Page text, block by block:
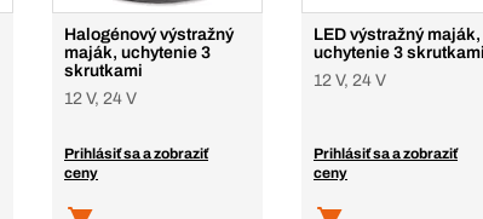
Halogénový výstražný
maják, uchytenie 3
skrutkami
12 V, 24 V
Prihlásiť sa a zobraziť
ceny
LED výstražný maják,
uchytenie 3
12 V, 24 V
Prihlásiť sa a zobraziť
ceny